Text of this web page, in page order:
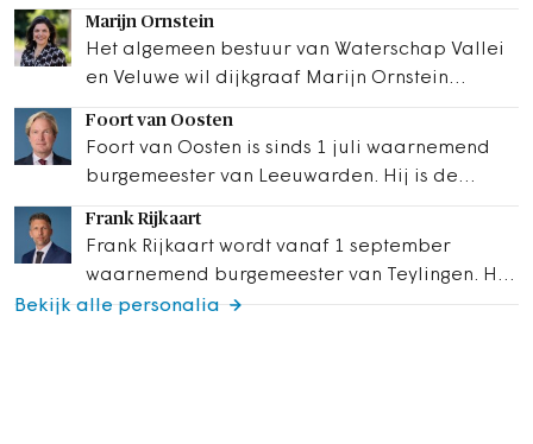
ruim negen…
Marijn Ornstein
Het algemeen bestuur van Waterschap Vallei
en Veluwe wil dijkgraaf Marijn Ornstein
Foort van Oosten
Foort van Oosten is sinds 1 juli waarnemend
burgemeester van Leeuwarden. Hij is de
Frank Rijkaart
Frank Rijkaart wordt vanaf 1 september
waarnemend burgemeester van Teylingen. Hij
volgt burgemeester Carla Breuer op. Rijkaart
Bekijk alle personalia